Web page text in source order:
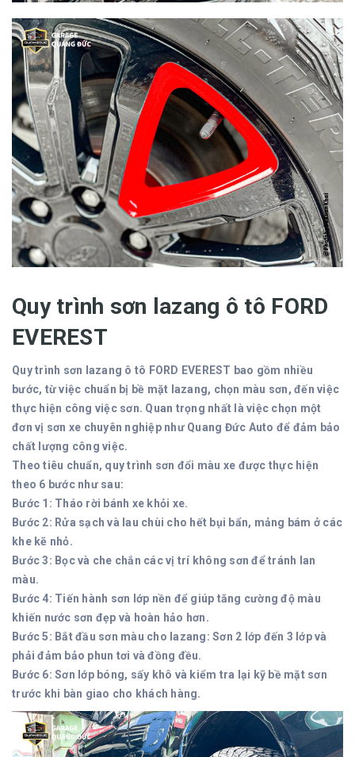
Quy trình sơn lazang ô tô FORD
EVEREST
Quy trình sơn lazang ô tô FORD EVEREST bao gồm nhiều
bước, từ việc chuẩn bị bề mặt lazang, chọn màu sơn, đến việc
thực hiện công việc sơn. Quan trọng nhất là việc chọn một
đơn vị sơn xe chuyên nghiệp như Quang Đức Auto để đảm bảo
chất lượng công việc.
Theo tiêu chuẩn, quy trình sơn đổi màu xe được thực hiện
theo 6 bước như sau:
Bước 1: Tháo rời bánh xe khỏi xe.
Bước 2: Rửa sạch và lau chùi cho hết bụi bẩn, mảng bám ở các
khe kẽ nhỏ.
Bước 3: Bọc và che chắn các vị trí không sơn để tránh lan
màu.
Bước 4: Tiến hành sơn lớp nền để giúp tăng cường độ màu
khiến nước sơn đẹp và hoàn hảo hơn.
Bước 5: Bắt đầu sơn màu cho lazang: Sơn 2 lớp đến 3 lớp và
phải đảm bảo phun tơi và đồng đều.
Bước 6: Sơn lớp bóng, sấy khô và kiểm tra lại kỹ bề mặt sơn
trước khi bàn giao cho khách hàng.